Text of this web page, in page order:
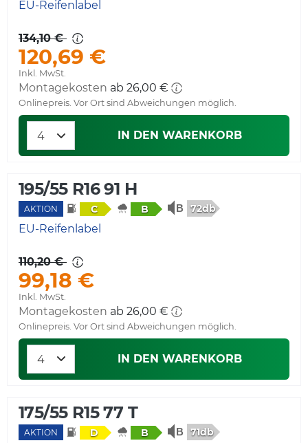
EU-Reifenlabel
134,10 €
120,69 €
Inkl. MwSt.
Montagekosten ab 26,00 €
Onlinepreis. Vor Ort sind Abweichungen möglich.
IN DEN WARENKORB
195/55 R16 91 H
AKTION C B 72db
EU-Reifenlabel
110,20 €
99,18 €
Inkl. MwSt.
Montagekosten ab 26,00 €
Onlinepreis. Vor Ort sind Abweichungen möglich.
IN DEN WARENKORB
175/55 R15 77 T
AKTION D B 71db